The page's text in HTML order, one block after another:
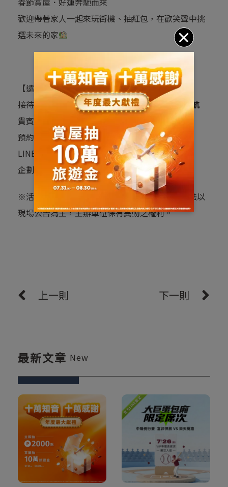
歡迎帶著家人一起來玩街機、抽紅包，在歡笑聲中挑
選未來的家
【遠雄敦富｜25–34坪｜2–3房】
接待中心 ｜台中市北屯區敦富路437號
立即導航
貴賓專線 ｜04-24360816
預約官網 ｜
https://www.fgrealty.tw/8pb888
LINE聊聊｜
https://www.fgrealty.tw/6dtayn
企劃銷售 ｜遠雄房地產發展(股) 公司
※活動名額、獎項數量有限，活動詳細內容及辦法以
現場公告為主，主辦單位保有異動之權利。
上一則 下一則
最新文章 New